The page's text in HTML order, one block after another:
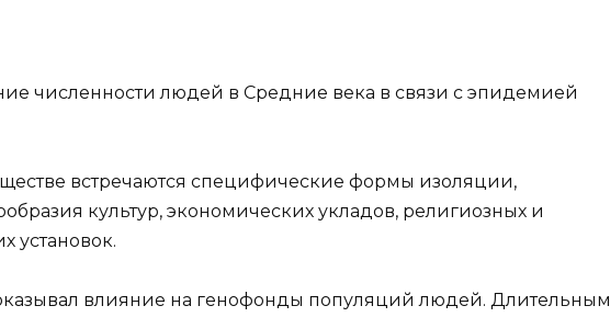
численности людей в Средние века в связи с эпидемией
встречаются специфические формы изоляции,
культур, экономических укладов, религиозных и
установок.
влияние на генофонды популяций людей. Длительным